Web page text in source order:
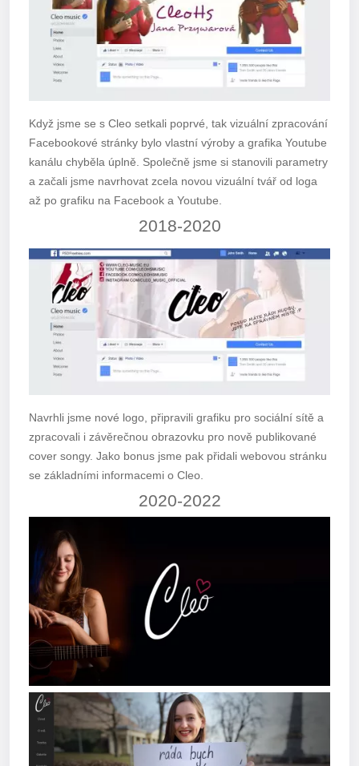
Když jsme se s Cleo setkali poprvé, tak vizuální zpracování
Facebookové stránky bylo vlastní výroby a grafika Youtube
kanálu chyběla úplně. Společně jsme si stanovili parametry
a začali jsme navrhovat zcela novou vizuální tvář od loga
až po grafiku na Facebook a Youtube.
2018-2020
Navrhli jsme nové logo, připravili grafiku pro sociální sítě a
zpracovali i závěrečnou obrazovku pro nově publikované
cover songy. Jako bonus jsme pak přidali webovou stránku
se základními informacemi o Cleo.
2020-2022